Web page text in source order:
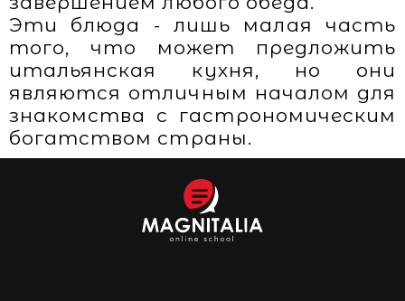
Эти блюда - лишь малая часть
того, что может предложить
итальянская кухня, но они
являются отличным началом для
знакомства с гастрономическим
богатством страны.